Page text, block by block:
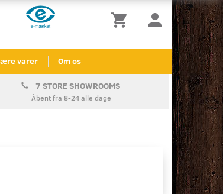
varer Om os
7 STORE SHOWROOMS
Åbent fra 8-24 alle dage